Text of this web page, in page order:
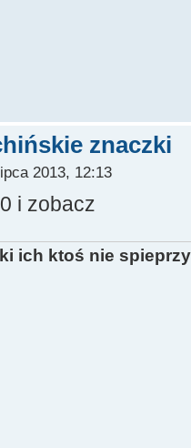
znaczki
2013, 12:13
i zobacz
ich ktoś nie